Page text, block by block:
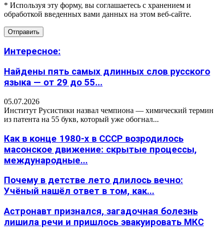
* Используя эту форму, вы соглашаетесь с хранением и
обработкой введенных вами данных на этом веб-сайте.
Интересное:
Найдены пять самых длинных слов русского
языка — от 29 до 55...
05.07.2026
Институт Русистики назвал чемпиона — химический термин
из патента на 55 букв, который уже обогнал...
Как в конце 1980-х в СССР возродилось
масонское движение: скрытые процессы,
международные...
Почему в детстве лето длилось вечно:
Учёный нашёл ответ в том, как...
Астронавт признался, загадочная болезнь
лишила речи и пришлось эвакуировать МКС